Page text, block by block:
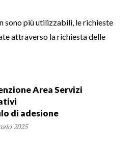
sono più utilizzabili, le richieste
attraverso la richiesta delle
Area Servizi
di adesione
2025